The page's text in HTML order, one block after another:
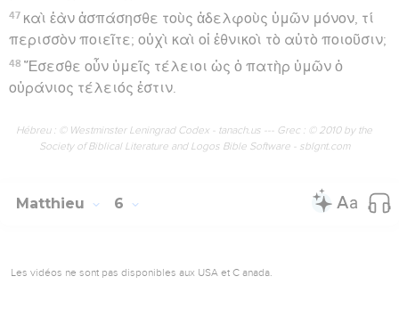
47 καὶ ἐὰν ἀσπάσησθε τοὺς ἀδελφοὺς ὑμῶν μόνον, τί
περισσὸν ποιεῖτε; οὐχὶ καὶ οἱ ἐθνικοὶ τὸ αὐτὸ ποιοῦσιν;
48 Ἔσεσθε οὖν ὑμεῖς τέλειοι ὡς ὁ πατὴρ ὑμῶν ὁ
οὐράνιος τέλειός ἐστιν.
Hébreu : © Westminster Leningrad Codex - tanach.us --- Grec : © 2010 by the
Society of Biblical Literature and Logos Bible Software - sblgnt.com
Matthieu 6
Les vidéos ne sont pas disponibles aux USA et C anada.